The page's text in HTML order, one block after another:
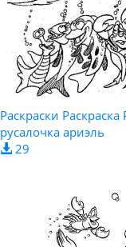
Раскраски
русалочка ариэль
29